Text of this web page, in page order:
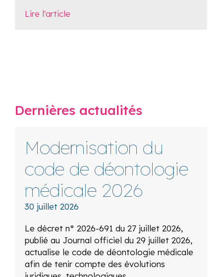
Lire l'article
Dernières actualités
Modernisation du
code de déontologie
médicale 2026
30 juillet 2026
Le décret n° 2026-691 du 27 juillet 2026,
publié au Journal officiel du 29 juillet 2026,
actualise le code de déontologie médicale
afin de tenir compte des évolutions